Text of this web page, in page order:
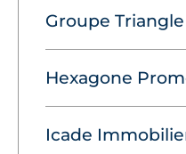
Groupe
Hexagone
Icade